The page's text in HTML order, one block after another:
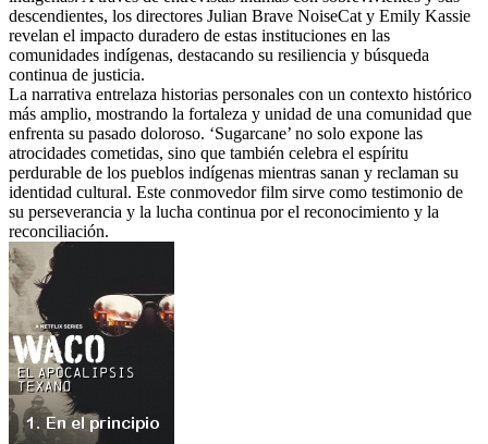
descendientes, los directores Julian Brave NoiseCat y Emily Kassie
revelan el impacto duradero de estas instituciones en las
comunidades indígenas, destacando su resiliencia y búsqueda
continua de justicia.
La narrativa entrelaza historias personales con un contexto histórico
más amplio, mostrando la fortaleza y unidad de una comunidad que
enfrenta su pasado doloroso. ‘Sugarcane’ no solo expone las
atrocidades cometidas, sino que también celebra el espíritu
perdurable de los pueblos indígenas mientras sanan y reclaman su
identidad cultural. Este conmovedor film sirve como testimonio de
su perseverancia y la lucha continua por el reconocimiento y la
reconciliación.